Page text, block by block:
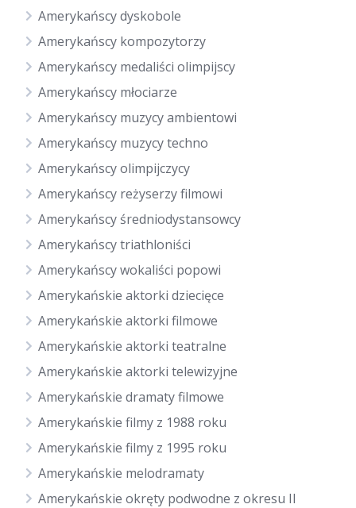
Amerykańscy dyskobole
Amerykańscy kompozytorzy
Amerykańscy medaliści olimpijscy
Amerykańscy młociarze
Amerykańscy muzycy ambientowi
Amerykańscy muzycy techno
Amerykańscy olimpijczycy
Amerykańscy reżyserzy filmowi
Amerykańscy średniodystansowcy
Amerykańscy triathloniści
Amerykańscy wokaliści popowi
Amerykańskie aktorki dziecięce
Amerykańskie aktorki filmowe
Amerykańskie aktorki teatralne
Amerykańskie aktorki telewizyjne
Amerykańskie dramaty filmowe
Amerykańskie filmy z 1988 roku
Amerykańskie filmy z 1995 roku
Amerykańskie melodramaty
Amerykańskie okręty podwodne z okresu II